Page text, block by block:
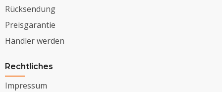
Rücksendung
Preisgarantie
Händler werden
Rechtliches
Impressum